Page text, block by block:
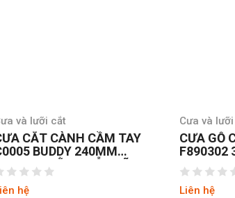
và lưỡi cắt
CẮT CÀNH CẦM TAY
BUDDY 240MM
ĐEO BẰNG GỖ LƯỠI
NHẬT SK4
hệ
Cưa và
CƯA GỖ
F890302
LOAN
Liên hệ